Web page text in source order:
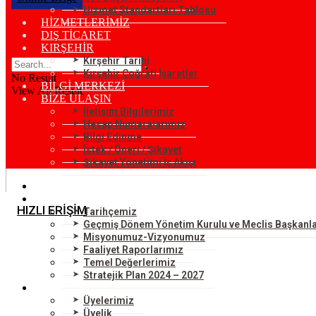
No Result
View All Result
HIZLI ERİŞİM
Hizmet Standartları Tablosu
HİZMETLERİMİZ
DIŞ TİCARET
KIRŞEHİR
Kırşehir Tarihi
Kırşehir Coğrafi İşaretler
BİLGİ MERKEZİ
BİZE ULAŞIN
İletişim Bilgilerimiz
Hesap Numaralarımız
Bilgi Edinme
İstek / Öneri / Şikayet
Şikayet Yönetimi İş Akışı
Tarihçemiz
Geçmiş Dönem Yönetim Kurulu ve Meclis
Misyonumuz-Vizyonumuz
Faaliyet Raporlarımız
Temel Değerlerimiz
Stratejik Plan 2024 – 2027
Üyelerimiz
Üyelik